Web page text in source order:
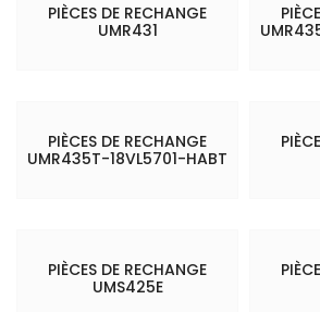
PIÈCES DE RECHANGE
UMR431
PIÈCES DE RECHANGE
UMR435T-18VL5701-HABT
PIÈCES DE RECHANGE
UMS425E